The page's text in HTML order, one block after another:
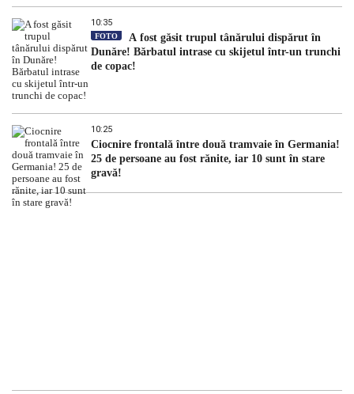
10:35
FOTO
A fost găsit trupul tânărului dispărut în
Dunăre! Bărbatul intrase cu skijetul într-un trunchi
de copac!
10:25
Ciocnire frontală între două tramvaie în Germania!
25 de persoane au fost rănite, iar 10 sunt în stare
gravă!